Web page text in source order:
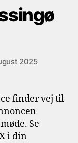
2025
finder vej til
Se
i din